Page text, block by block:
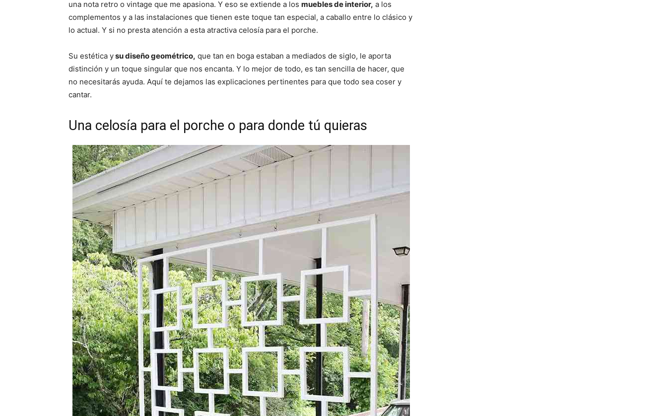
una nota retro o vintage que me apasiona. Y eso se extiende a los muebles de interior, a los
complementos y a las instalaciones que tienen este toque tan especial, a caballo entre lo clásico y
lo actual. Y si no presta atención a esta atractiva celosía para el porche.
Su estética ysu diseño geométrico, que tan en boga estaban a mediados de siglo, le aporta
distinción y un toque singular que nos encanta. Y lo mejor de todo, es tan sencilla de hacer, que
no necesitarás ayuda. Aquí te dejamos las explicaciones pertinentes para que todo sea coser y
cantar.
Una celosía para el porche o para donde tú quieras